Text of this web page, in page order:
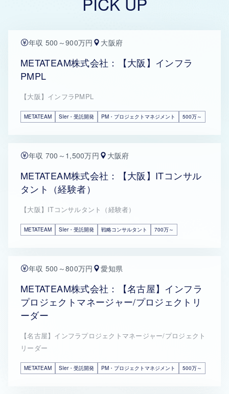
年収 500～900万円 大阪府
METATEAM株式会社：【大阪】インフラ
PMPL
【大阪】インフラPMPL
METATEAM SIer・受託開発 PM・プロジェクトマネジメント 500万～
年収 700～1,500万円 大阪府
METATEAM株式会社：【大阪】ITコンサル
タント（経験者）
【大阪】ITコンサルタント（経験者）
METATEAM SIer・受託開発 戦略コンサルタント 700万～
年収 500～800万円 愛知県
METATEAM株式会社：【名古屋】インフラ
プロジェクトマネージャー/プロジェクトリ
ーダー
【名古屋】インフラプロジェクトマネージャー/プロジェクト
リーダー
METATEAM SIer・受託開発 PM・プロジェクトマネジメント 500万～